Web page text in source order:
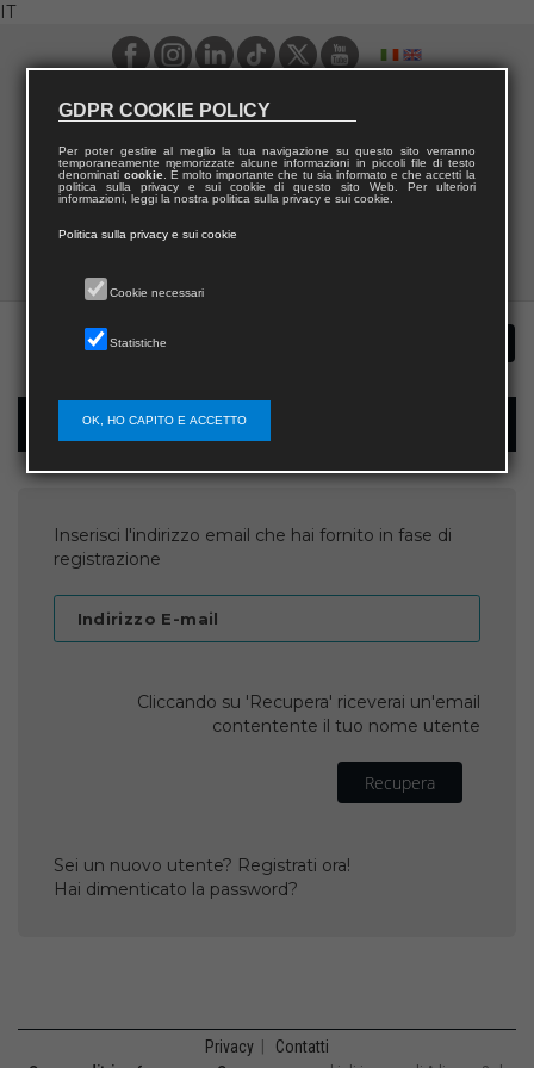
IT
Recupera username
Inserisci l'indirizzo email che hai fornito in fase di
registrazione
Indirizzo E-mail
Cliccando su 'Recupera' riceverai un'email
contentente il tuo nome utente
Recupera
Sei un nuovo utente? Registrati ora!
Hai dimenticato la password?
Privacy Contatti
GDPR COOKIE POLICY
Per poter gestire al meglio la tua navigazione su questo sito verranno
temporaneamente memorizzate alcune informazioni in piccoli file di testo
denominati cookie. È molto importante che tu sia informato e che accetti la
politica sulla privacy e sui cookie di questo sito Web. Per ulteriori
informazioni, leggi la nostra politica sulla privacy e sui cookie.
Politica sulla privacy e sui cookie
Cookie necessari
Statistiche
OK, HO CAPITO E ACCETTO